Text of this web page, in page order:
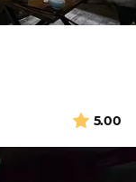
5.00